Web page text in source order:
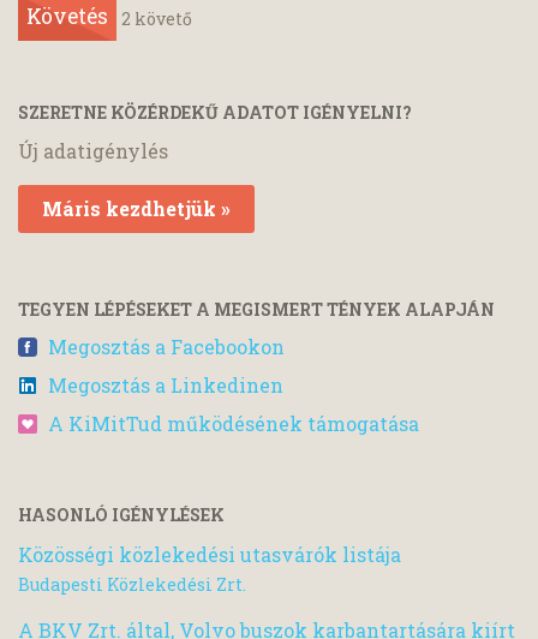
Követés 2 követő
SZERETNE KÖZÉRDEKŰ ADATOT IGÉNYELNI?
Új adatigénylés
Máris kezdhetjük »
TEGYEN LÉPÉSEKET A MEGISMERT TÉNYEK ALAPJÁN
Megosztás a Facebookon
Megosztás a Linkedinen
A KiMitTud működésének támogatása
HASONLÓ IGÉNYLÉSEK
Közösségi közlekedési utasvárók listája
Budapesti Közlekedési Zrt.
A BKV Zrt. által, Volvo buszok karbantartására kiírt